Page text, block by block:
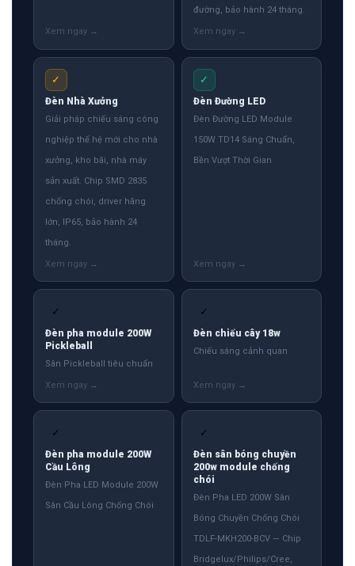
đường, bảo hành 24 tháng.
✓
Đèn Nhà Xưởng
Giải pháp chiếu sáng công
nghiệp thế hệ mới cho nhà
xưởng, kho bãi, nhà máy
sản xuất. Chip SMD 2835
chống chói, driver hãng
lớn, IP65, bảo hành 24
tháng.
✓
Đèn Đường LED
Đèn Đường LED Module
150W TD14 Sáng Chuẩn,
Bền Vượt Thời Gian
✓
Đèn pha module 200W
Pickleball
Sân Pickleball tiêu chuẩn
✓
Đèn chiếu cây 18w
Chiếu sáng cảnh quan
✓
Đèn pha module 200W
Cầu Lông
Đèn Pha LED Module 200W
Sân Cầu Lông Chống Chói
✓
Đèn sân bóng chuyền
200w module chống
chói
Đèn Pha LED 200W Sân
Bóng Chuyền Chống Chói
TDLF-MKH200-BCV — Chip
Bridgelux/Philips/Cree,